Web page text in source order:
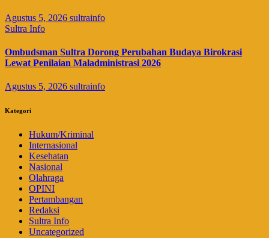
Agustus 5, 2026 sultrainfo
Sultra Info
Ombudsman Sultra Dorong Perubahan Budaya Birokrasi
Lewat Penilaian Maladministrasi 2026
Agustus 5, 2026 sultrainfo
Kategori
Hukum/Kriminal
Internasional
Kesehatan
Nasional
Olahraga
OPINI
Pertambangan
Redaksi
Sultra Info
Uncategorized